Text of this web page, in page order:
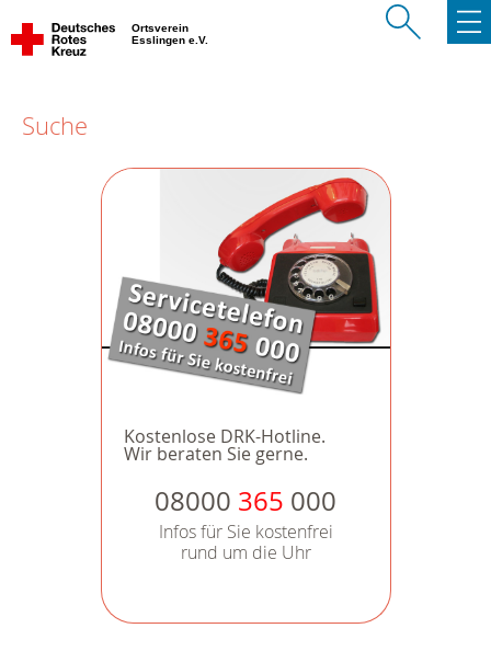
Ortsverein
Esslingen e.V.
Suche
Kostenlose DRK-Hotline.
Wir beraten Sie gerne.
08000 365 000
Infos für Sie kostenfrei
rund um die Uhr